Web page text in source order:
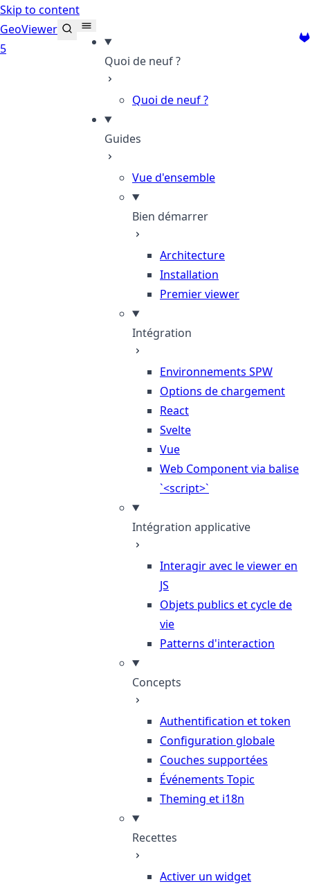
Skip to content
GeoViewer
5
Quoi de neuf ?
Quoi de neuf ?
Guides
Vue d'ensemble
Bien démarrer
Architecture
Installation
Premier viewer
Intégration
Environnements SPW
Options de chargement
React
Svelte
Vue
Web Component via balise
`<script>`
Intégration applicative
Interagir avec le viewer en
JS
Objets publics et cycle de
vie
Patterns d'interaction
Concepts
Authentification et token
Configuration globale
Couches supportées
Événements Topic
Theming et i18n
Recettes
Activer un widget